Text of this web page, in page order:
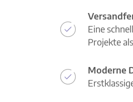
Eine
Projekte
Moderne